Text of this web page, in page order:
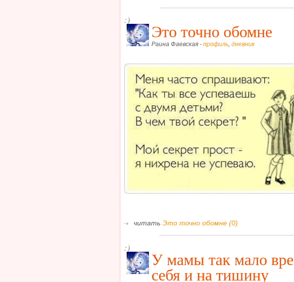
:)
Это точно обомне
Раина Фаевская - профиль, дневник
читать Это точно обомне (0)
:)
У мамы так мало
себя и на тишину